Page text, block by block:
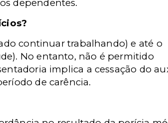
dependentes.
continuar trabalhando) e até o
No entanto, não é permitido
implica a cessação do
de carência.